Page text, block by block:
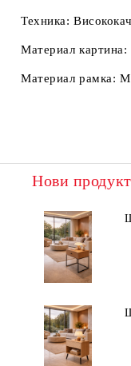
Техника:
Материал картина:
Материал рамка:
Нови